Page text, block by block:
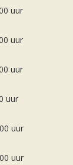
uur
uur
uur
uur
uur
uur